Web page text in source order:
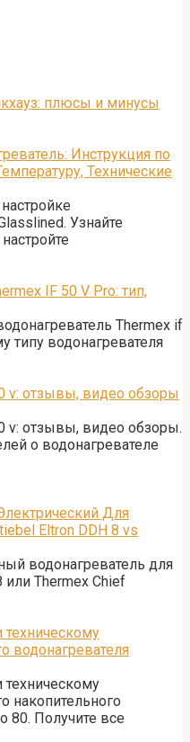
Инструкция по
Технические
Узнайте
IF 50 V Pro: тип,
Thermex if
типу водонагревателя
v: отзывы, видео обзоры
v: отзывы, видео обзоры.
о водонагревателе
Для
Eltron DDH 8 vs
водонагреватель для
или Thermex Chief
техническому
водонагревателя
техническому
накопительного
80. Получите все